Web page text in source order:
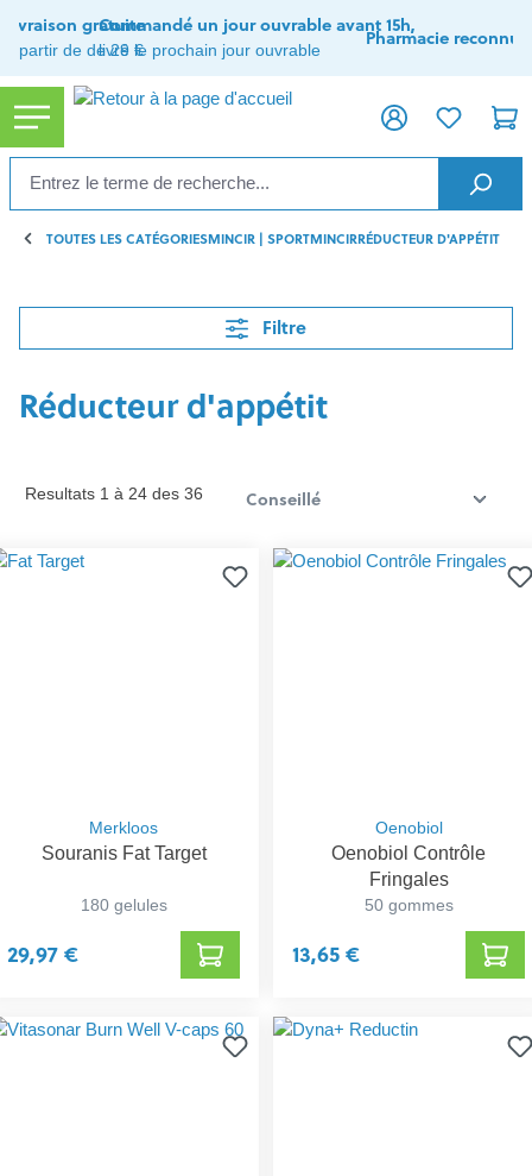
principal
Livraison gratuite
à partir de de 29 €
Commandé un jour ouvrable avant 15h,
livré le prochain jour ouvrable
Pharmacie reconnue
TOUTES LES CATÉGORIESMINCIR | SPORTMINCIRRÉDUCTEUR D'APPÉTIT
Filtre
Réducteur d'appétit
Resultats 1 à 24 des 36
Merkloos
Souranis Fat Target
180 gelules
29,97 €
Oenobiol
Oenobiol Contrôle
Fringales
50 gommes
13,65 €